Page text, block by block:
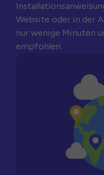
Website oder in der
nur wenige Minuten
empfohlen.